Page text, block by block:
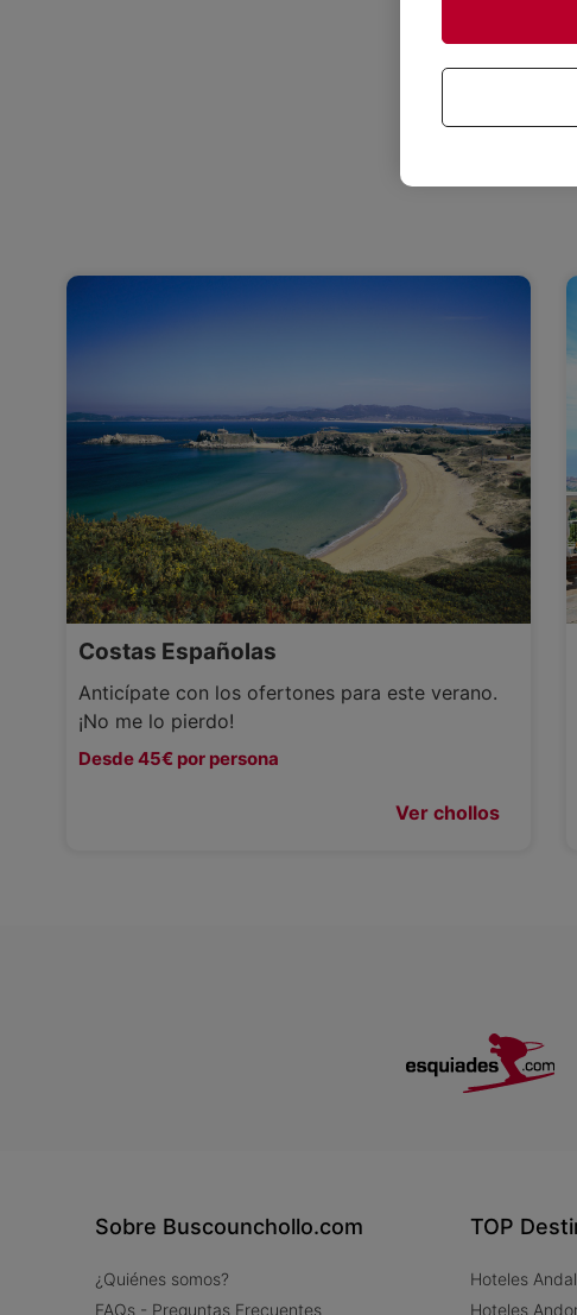
Costas Españolas
Anticípate con los ofertones para este verano.
¡No me lo pierdo!
Desde 45€ por persona
Ver chollos
Sobre Buscounchollo.com
¿Quiénes somos?
FAQs - Preguntas Frecuentes
TOP
Hoteles
Hoteles